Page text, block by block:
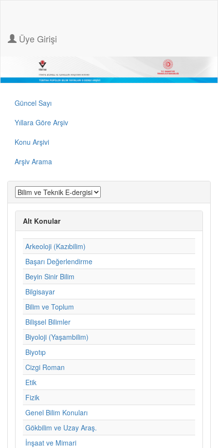
Üye Girişi
Güncel Sayı
Yıllara Göre Arşiv
Konu Arşivi
Arşiv Arama
Alt Konular
Arkeoloji (Kazıbilim)
Başarı Değerlendirme
Beyin Sinir Bilim
Bilgisayar
Bilim ve Toplum
Bilişsel Bilimler
Biyoloji (Yaşambilim)
Biyotıp
Cizgi Roman
Etik
Fizik
Genel Bilim Konuları
Gökbilim ve Uzay Araş.
İnşaat ve Mimari